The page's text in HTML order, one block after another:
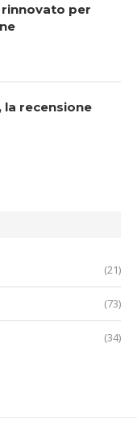
rinnovato per
la recensione
(21)
(73)
(34)